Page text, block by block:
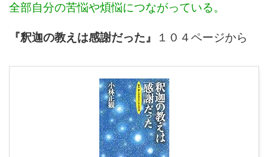
全部自分の苦悩や煩悩につながっている。
『釈迦の教えは感謝だった』 １０４ページから